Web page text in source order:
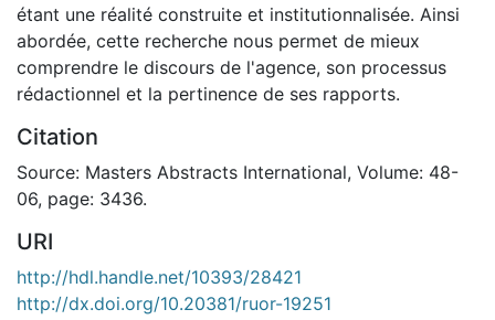
étant une réalité construite et institutionnalisée. Ainsi
abordée, cette recherche nous permet de mieux
comprendre le discours de l'agence, son processus
rédactionnel et la pertinence de ses rapports.
Citation
Source: Masters Abstracts International, Volume: 48-
06, page: 3436.
URI
http://hdl.handle.net/10393/28421
http://dx.doi.org/10.20381/ruor-19251